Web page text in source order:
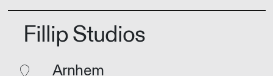
Fillip Studios
Arnhem